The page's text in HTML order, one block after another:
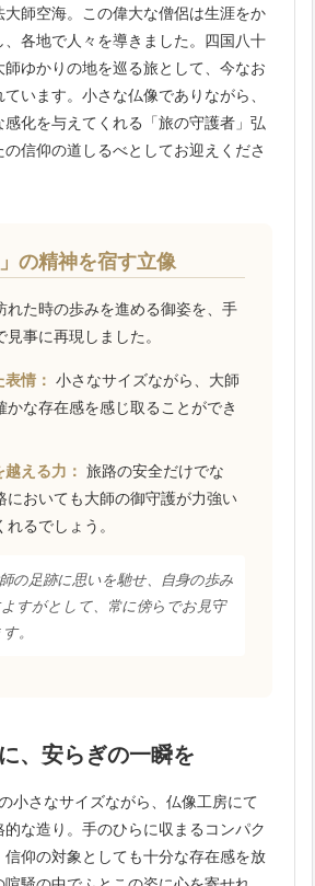
師空海。この偉大な僧侶は生涯をか
各地で人々を導きました。四国八十
ゆかりの地を巡る旅として、今なお
います。小さな仏像でありながら、
化を与えてくれる「旅の守護者」弘
信仰の道しるべとしてお迎えくださ
の精神を宿す立像
れた時の歩みを進める御姿を、手
事に再現しました。
情： 小さなサイズながら、大師
かな存在感を感じ取ることができ
える力： 旅路の安全だけでな
においても大師の御守護が力強い
るでしょう。
の足跡に思いを馳せ、自身の歩み
すがとして、常に傍らでお見守
。
、安らぎの一瞬を
小さなサイズながら、仏像工房にて
な造り。手のひらに収まるコンパク
信仰の対象としても十分な存在感を放